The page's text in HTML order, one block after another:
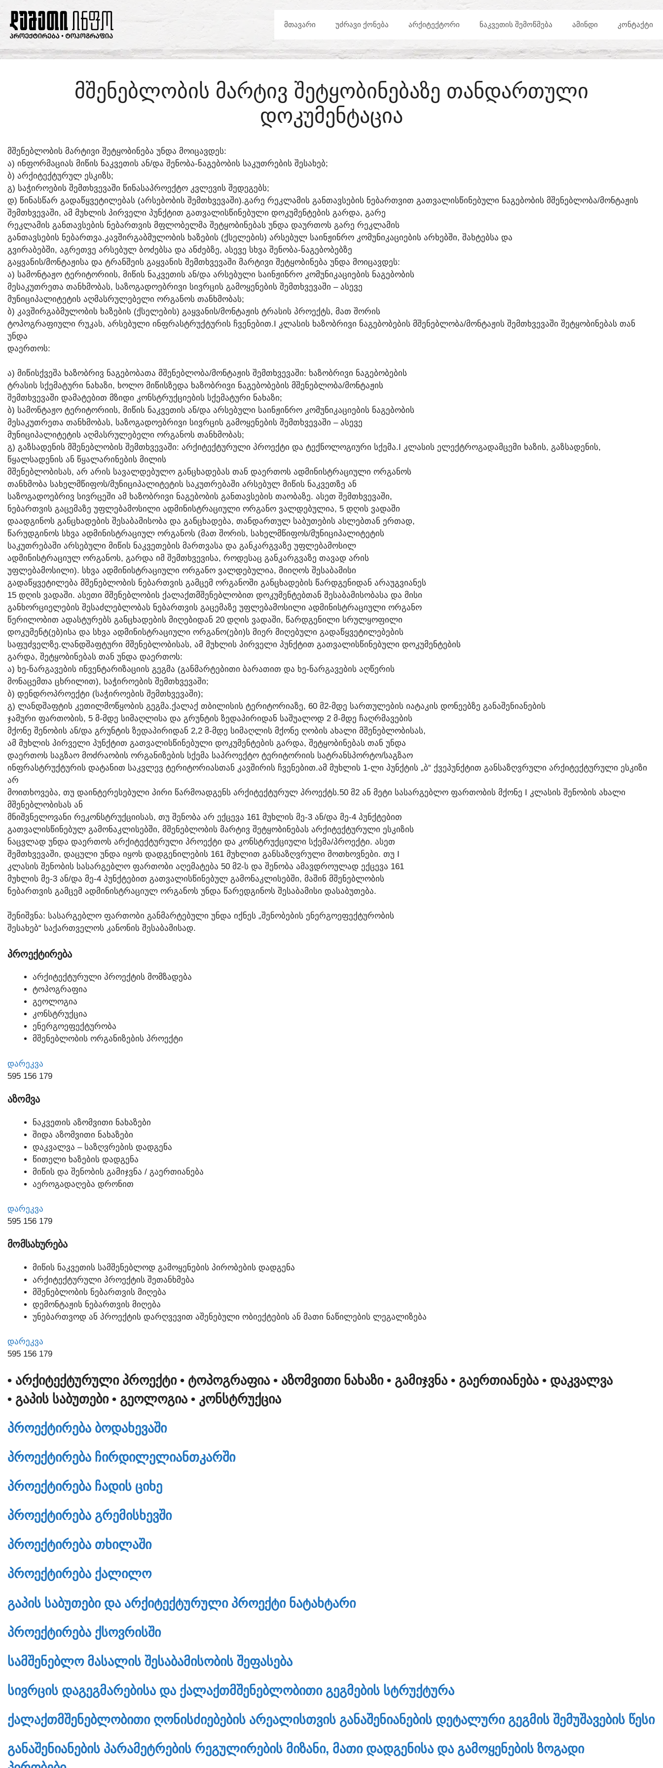
ᲛᲗᲐᲕᲐᲠᲘ ᲣᲫᲠᲐᲕᲘ ᲥᲝᲜᲔᲑᲐ ᲐᲠᲥᲘᲢᲔᲥᲢᲝᲠᲘ ᲜᲐᲙᲕᲔᲗᲘᲡ ᲨᲔᲛᲝᲬᲛᲔᲑᲐ ᲐᲛᲘᲜᲓᲘ ᲙᲝᲜᲢᲐᲥᲢᲘ
ᲛᲨᲔᲜᲔᲑᲚᲝᲑᲘᲡ ᲛᲐᲠᲢᲘᲕ ᲨᲔᲢᲧᲝᲑᲘᲜᲔᲑᲐᲖᲔ ᲗᲐᲜᲓᲐᲠᲗᲣᲚᲘ
ᲓᲝᲙᲣᲛᲔᲜᲢᲐᲪᲘᲐ
ᲛᲨᲔᲜᲔᲑᲚᲝᲑᲘᲡ ᲛᲐᲠᲢᲘᲕᲘ ᲨᲔᲢᲧᲝᲑᲘᲜᲔᲑᲐ ᲣᲜᲓᲐ ᲛᲝᲘᲪᲐᲕᲓᲔᲡ:
Ა) ᲘᲜᲤᲝᲠᲛᲐᲪᲘᲐᲡ ᲛᲘᲬᲘᲡ ᲜᲐᲙᲕᲔᲗᲘᲡ ᲐᲜ/ᲓᲐ ᲨᲔᲜᲝᲑᲐ-ᲜᲐᲒᲔᲑᲝᲑᲘᲡ ᲡᲐᲙᲣᲗᲠᲔᲑᲘᲡ ᲨᲔᲡᲐᲮᲔᲑ;
Ბ) ᲐᲠᲥᲘᲢᲔᲥᲢᲣᲠᲣᲚ ᲔᲡᲙᲘᲖᲡ;
Გ) ᲡᲐᲭᲘᲠᲝᲔᲑᲘᲡ ᲨᲔᲛᲗᲮᲕᲔᲕᲐᲨᲘ ᲬᲘᲜᲐᲡᲐᲞᲠᲝᲔᲥᲢᲝ ᲙᲕᲚᲔᲕᲘᲡ ᲨᲔᲓᲔᲒᲔᲑᲡ;
Დ) ᲬᲘᲜᲐᲡᲬᲐᲠ ᲒᲐᲓᲐᲬᲧᲕᲔᲢᲘᲚᲔᲑᲐᲡ (ᲐᲠᲡᲔᲑᲝᲑᲘᲡ ᲨᲔᲛᲗᲮᲕᲔᲕᲐᲨᲘ).ᲒᲐᲠᲔ ᲠᲔᲙᲚᲐᲛᲘᲡ ᲒᲐᲜᲗᲐᲕᲡᲔᲑᲘᲡ ᲜᲔᲑᲐᲠᲗᲕᲘᲗ ᲒᲐᲗᲕᲐᲚᲘᲡᲬᲘᲜᲔᲑᲣᲚᲘ ᲜᲐᲒᲔᲑᲝᲑᲘᲡ ᲛᲨᲔᲜᲔᲑᲚᲝᲑᲐ/ᲛᲝᲜᲢᲐᲟᲘᲡ
ᲨᲔᲛᲗᲮᲕᲔᲕᲐᲨᲘ, ᲐᲛ ᲛᲣᲮᲚᲘᲡ ᲞᲘᲠᲕᲔᲚᲘ ᲞᲣᲜᲥᲢᲘᲗ ᲒᲐᲗᲕᲐᲚᲘᲡᲬᲘᲜᲔᲑᲣᲚᲘ ᲓᲝᲙᲣᲛᲔᲜᲢᲔᲑᲘᲡ ᲒᲐᲠᲓᲐ, ᲒᲐᲠᲔ
ᲠᲔᲙᲚᲐᲛᲘᲡ ᲒᲐᲜᲗᲐᲕᲡᲔᲑᲘᲡ ᲜᲔᲑᲐᲠᲗᲕᲘᲡ ᲛᲤᲚᲝᲑᲔᲚᲛᲐ ᲨᲔᲢᲧᲝᲑᲘᲜᲔᲑᲐᲡ ᲣᲜᲓᲐ ᲓᲐᲣᲠᲗᲝᲡ ᲒᲐᲠᲔ ᲠᲔᲙᲚᲐᲛᲘᲡ
ᲒᲐᲜᲗᲐᲕᲡᲔᲑᲘᲡ ᲜᲔᲑᲐᲠᲗᲕᲐ.ᲙᲐᲕᲨᲘᲠᲒᲐᲑᲛᲣᲚᲝᲑᲘᲡ ᲮᲐᲖᲔᲑᲘᲡ (ᲥᲡᲔᲚᲔᲑᲘᲡ) ᲐᲠᲡᲔᲑᲣᲚ ᲡᲐᲘᲜᲟᲘᲜᲠᲝ ᲙᲝᲛᲣᲜᲘᲙᲐᲪᲘᲔᲑᲘᲡ ᲐᲠᲮᲔᲑᲨᲘ, ᲨᲐᲮᲢᲔᲑᲡᲐ ᲓᲐ
ᲒᲕᲘᲠᲐᲑᲔᲑᲨᲘ, ᲐᲒᲠᲔᲗᲕᲔ ᲐᲠᲡᲔᲑᲣᲚ ᲑᲝᲫᲔᲑᲡᲐ ᲓᲐ ᲐᲜᲫᲔᲑᲖᲔ, ᲐᲡᲔᲕᲔ ᲡᲮᲕᲐ ᲨᲔᲜᲝᲑᲐ-ᲜᲐᲒᲔᲑᲝᲑᲔᲑᲖᲔ
ᲒᲐᲧᲕᲐᲜᲘᲡ/ᲛᲝᲜᲢᲐᲟᲘᲡᲐ ᲓᲐ ᲢᲠᲐᲜᲨᲔᲘᲡ ᲒᲐᲧᲕᲐᲜᲘᲡ ᲨᲔᲛᲗᲮᲕᲔᲕᲐᲨᲘ ᲛᲐᲠᲢᲘᲕᲘ ᲨᲔᲢᲧᲝᲑᲘᲜᲔᲑᲐ ᲣᲜᲓᲐ ᲛᲝᲘᲪᲐᲕᲓᲔᲡ:
Ა) ᲡᲐᲛᲝᲜᲢᲐᲟᲝ ᲢᲔᲠᲘᲢᲝᲠᲘᲘᲡ, ᲛᲘᲬᲘᲡ ᲜᲐᲙᲕᲔᲗᲘᲡ ᲐᲜ/ᲓᲐ ᲐᲠᲡᲔᲑᲣᲚᲘ ᲡᲐᲘᲜᲟᲘᲜᲠᲝ ᲙᲝᲛᲣᲜᲘᲙᲐᲪᲘᲔᲑᲘᲡ ᲜᲐᲒᲔᲑᲝᲑᲘᲡ
ᲛᲔᲡᲐᲙᲣᲗᲠᲔᲗᲐ ᲗᲐᲜᲮᲛᲝᲑᲐᲡ, ᲡᲐᲖᲝᲒᲐᲓᲝᲔᲑᲠᲘᲕᲘ ᲡᲘᲕᲠᲪᲘᲡ ᲒᲐᲛᲝᲧᲔᲜᲔᲑᲘᲡ ᲨᲔᲛᲗᲮᲕᲔᲕᲐᲨᲘ – ᲐᲡᲔᲕᲔ
ᲛᲣᲜᲘᲪᲘᲞᲐᲚᲘᲢᲔᲢᲘᲡ ᲐᲦᲛᲐᲡᲠᲣᲚᲔᲑᲔᲚᲘ ᲝᲠᲒᲐᲜᲝᲡ ᲗᲐᲜᲮᲛᲝᲑᲐᲡ;
Ბ) ᲙᲐᲕᲨᲘᲠᲒᲐᲑᲛᲣᲚᲝᲑᲘᲡ ᲮᲐᲖᲔᲑᲘᲡ (ᲥᲡᲔᲚᲔᲑᲘᲡ) ᲒᲐᲧᲕᲐᲜᲘᲡ/ᲛᲝᲜᲢᲐᲟᲘᲡ ᲢᲠᲐᲡᲘᲡ ᲞᲠᲝᲔᲥᲢᲡ, ᲛᲐᲗ ᲨᲝᲠᲘᲡ
ᲢᲝᲞᲝᲒᲠᲐᲤᲘᲣᲚᲘ ᲠᲣᲙᲐᲡ, ᲐᲠᲡᲔᲑᲣᲚᲘ ᲘᲜᲤᲠᲐᲡᲢᲠᲣᲥᲢᲣᲠᲘᲡ ᲩᲕᲔᲜᲔᲑᲘᲗ.I ᲙᲚᲐᲡᲘᲡ ᲮᲐᲖᲝᲑᲠᲘᲕᲘ ᲜᲐᲒᲔᲑᲝᲑᲔᲑᲘᲡ ᲛᲨᲔᲜᲔᲑᲚᲝᲑᲐ/ᲛᲝᲜᲢᲐᲟᲘᲡ ᲨᲔᲛᲗᲮᲕᲔᲕᲐᲨᲘ ᲨᲔᲢᲧᲝᲑᲘᲜᲔᲑᲐᲡ ᲗᲐᲜ
ᲣᲜᲓᲐ
ᲓᲐᲔᲠᲗᲝᲡ:
Ა) ᲛᲘᲬᲘᲡᲥᲕᲔᲨᲐ ᲮᲐᲖᲝᲑᲠᲘᲕ ᲜᲐᲒᲔᲑᲝᲑᲐᲗᲐ ᲛᲨᲔᲜᲔᲑᲚᲝᲑᲐ/ᲛᲝᲜᲢᲐᲟᲘᲡ ᲨᲔᲛᲗᲮᲕᲔᲕᲐᲨᲘ: ᲮᲐᲖᲝᲑᲠᲘᲕᲘ ᲜᲐᲒᲔᲑᲝᲑᲔᲑᲘᲡ
ᲢᲠᲐᲡᲘᲡ ᲡᲥᲔᲛᲐᲢᲣᲠᲘ ᲜᲐᲮᲐᲖᲘ, ᲮᲝᲚᲝ ᲛᲘᲬᲘᲡᲖᲔᲓᲐ ᲮᲐᲖᲝᲑᲠᲘᲕᲘ ᲜᲐᲒᲔᲑᲝᲑᲔᲑᲘᲡ ᲛᲨᲔᲜᲔᲑᲚᲝᲑᲐ/ᲛᲝᲜᲢᲐᲟᲘᲡ
ᲨᲔᲛᲗᲮᲕᲔᲕᲐᲨᲘ ᲓᲐᲛᲐᲢᲔᲑᲘᲗ ᲛᲖᲘᲓᲘ ᲙᲝᲜᲡᲢᲠᲣᲥᲪᲘᲔᲑᲘᲡ ᲡᲥᲔᲛᲐᲢᲣᲠᲘ ᲜᲐᲮᲐᲖᲘ;
Ბ) ᲡᲐᲛᲝᲜᲢᲐᲟᲝ ᲢᲔᲠᲘᲢᲝᲠᲘᲘᲡ, ᲛᲘᲬᲘᲡ ᲜᲐᲙᲕᲔᲗᲘᲡ ᲐᲜ/ᲓᲐ ᲐᲠᲡᲔᲑᲣᲚᲘ ᲡᲐᲘᲜᲟᲘᲜᲠᲝ ᲙᲝᲛᲣᲜᲘᲙᲐᲪᲘᲔᲑᲘᲡ ᲜᲐᲒᲔᲑᲝᲑᲘᲡ
ᲛᲔᲡᲐᲙᲣᲗᲠᲔᲗᲐ ᲗᲐᲜᲮᲛᲝᲑᲐᲡ, ᲡᲐᲖᲝᲒᲐᲓᲝᲔᲑᲠᲘᲕᲘ ᲡᲘᲕᲠᲪᲘᲡ ᲒᲐᲛᲝᲧᲔᲜᲔᲑᲘᲡ ᲨᲔᲛᲗᲮᲕᲔᲕᲐᲨᲘ – ᲐᲡᲔᲕᲔ
ᲛᲣᲜᲘᲪᲘᲞᲐᲚᲘᲢᲔᲢᲘᲡ ᲐᲦᲛᲐᲡᲠᲣᲚᲔᲑᲔᲚᲘ ᲝᲠᲒᲐᲜᲝᲡ ᲗᲐᲜᲮᲛᲝᲑᲐᲡ;
Გ) ᲒᲐᲖᲡᲐᲓᲔᲜᲘᲡ ᲛᲨᲔᲜᲔᲑᲚᲝᲑᲘᲡ ᲨᲔᲛᲗᲮᲕᲔᲕᲐᲨᲘ: ᲐᲠᲥᲘᲢᲔᲥᲢᲣᲠᲣᲚᲘ ᲞᲠᲝᲔᲥᲢᲘ ᲓᲐ ᲢᲔᲥᲜᲝᲚᲝᲒᲘᲣᲠᲘ ᲡᲥᲔᲛᲐ.I ᲙᲚᲐᲡᲘᲡ ᲔᲚᲔᲥᲢᲠᲝᲒᲐᲓᲐᲛᲪᲔᲛᲘ ᲮᲐᲖᲘᲡ, ᲒᲐᲖᲡᲐᲓᲔᲜᲘᲡ,
ᲬᲧᲐᲚᲡᲐᲓᲔᲜᲘᲡ ᲐᲜ ᲬᲧᲐᲚᲐᲠᲘᲜᲔᲑᲘᲡ ᲛᲘᲚᲘᲡ
ᲛᲨᲔᲜᲔᲑᲚᲝᲑᲘᲡᲐᲡ, ᲐᲠ ᲐᲠᲘᲡ ᲡᲐᲕᲐᲚᲓᲔᲑᲣᲚᲝ ᲒᲐᲜᲪᲮᲐᲓᲔᲑᲐᲡ ᲗᲐᲜ ᲓᲐᲔᲠᲗᲝᲡ ᲐᲓᲛᲘᲜᲘᲡᲢᲠᲐᲪᲘᲣᲚᲘ ᲝᲠᲒᲐᲜᲝᲡ
ᲗᲐᲜᲮᲛᲝᲑᲐ ᲡᲐᲮᲔᲚᲛᲬᲘᲤᲝᲡ/ᲛᲣᲜᲘᲪᲘᲞᲐᲚᲘᲢᲔᲢᲘᲡ ᲡᲐᲙᲣᲗᲠᲔᲑᲐᲨᲘ ᲐᲠᲡᲔᲑᲣᲚ ᲛᲘᲬᲘᲡ ᲜᲐᲙᲕᲔᲗᲖᲔ ᲐᲜ
ᲡᲐᲖᲝᲒᲐᲓᲝᲔᲑᲠᲘᲕ ᲡᲘᲕᲠᲪᲔᲨᲘ ᲐᲛ ᲮᲐᲖᲝᲑᲠᲘᲕᲘ ᲜᲐᲒᲔᲑᲝᲑᲘᲡ ᲒᲐᲜᲗᲐᲕᲡᲔᲑᲘᲡ ᲗᲐᲝᲑᲐᲖᲔ. ᲐᲡᲔᲗ ᲨᲔᲛᲗᲮᲕᲔᲕᲐᲨᲘ,
ᲜᲔᲑᲐᲠᲗᲕᲘᲡ ᲒᲐᲪᲔᲛᲐᲖᲔ ᲣᲤᲚᲔᲑᲐᲛᲝᲡᲘᲚᲘ ᲐᲓᲛᲘᲜᲘᲡᲢᲠᲐᲪᲘᲣᲚᲘ ᲝᲠᲒᲐᲜᲝ ᲕᲐᲚᲓᲔᲑᲣᲚᲘᲐ, 5 ᲓᲦᲘᲡ ᲕᲐᲓᲐᲨᲘ
ᲓᲐᲐᲓᲒᲘᲜᲝᲡ ᲒᲐᲜᲪᲮᲐᲓᲔᲑᲘᲡ ᲨᲔᲡᲐᲑᲐᲛᲘᲡᲝᲑᲐ ᲓᲐ ᲒᲐᲜᲪᲮᲐᲓᲔᲑᲐ, ᲗᲐᲜᲓᲐᲠᲗᲣᲚ ᲡᲐᲑᲣᲗᲔᲑᲘᲡ ᲐᲡᲚᲔᲑᲗᲐᲜ ᲔᲠᲗᲐᲓ,
ᲬᲐᲠᲣᲓᲒᲘᲜᲝᲡ ᲡᲮᲕᲐ ᲐᲓᲛᲘᲜᲘᲡᲢᲠᲐᲪᲘᲣᲚ ᲝᲠᲒᲐᲜᲝᲡ (ᲛᲐᲗ ᲨᲝᲠᲘᲡ, ᲡᲐᲮᲔᲚᲛᲬᲘᲤᲝᲡ/ᲛᲣᲜᲘᲪᲘᲞᲐᲚᲘᲢᲔᲢᲘᲡ
ᲡᲐᲙᲣᲗᲠᲔᲑᲐᲨᲘ ᲐᲠᲡᲔᲑᲣᲚᲘ ᲛᲘᲬᲘᲡ ᲜᲐᲙᲕᲔᲗᲔᲑᲘᲡ ᲛᲐᲠᲗᲕᲐᲡᲐ ᲓᲐ ᲒᲐᲜᲙᲐᲠᲒᲕᲐᲖᲔ ᲣᲤᲚᲔᲑᲐᲛᲝᲡᲘᲚ
ᲐᲓᲛᲘᲜᲘᲡᲢᲠᲐᲪᲘᲣᲚ ᲝᲠᲒᲐᲜᲝᲡ, ᲒᲐᲠᲓᲐ ᲘᲛ ᲨᲔᲛᲗᲮᲕᲔᲕᲘᲡᲐ, ᲠᲝᲓᲔᲡᲐᲪ ᲒᲐᲜᲙᲐᲠᲒᲕᲐᲖᲔ ᲗᲐᲕᲐᲓ ᲐᲠᲘᲡ
ᲣᲤᲚᲔᲑᲐᲛᲝᲡᲘᲚᲘ). ᲡᲮᲕᲐ ᲐᲓᲛᲘᲜᲘᲡᲢᲠᲐᲪᲘᲣᲚᲘ ᲝᲠᲒᲐᲜᲝ ᲕᲐᲚᲓᲔᲑᲣᲚᲘᲐ, ᲛᲘᲘᲦᲝᲡ ᲨᲔᲡᲐᲑᲐᲛᲘᲡᲘ
ᲒᲐᲓᲐᲬᲧᲕᲔᲢᲘᲚᲔᲑᲐ ᲛᲨᲔᲜᲔᲑᲚᲝᲑᲘᲡ ᲜᲔᲑᲐᲠᲗᲕᲘᲡ ᲒᲐᲛᲪᲔᲛ ᲝᲠᲒᲐᲜᲝᲨᲘ ᲒᲐᲜᲪᲮᲐᲓᲔᲑᲘᲡ ᲬᲐᲠᲓᲒᲔᲜᲘᲓᲐᲜ ᲐᲠᲐᲣᲒᲕᲘᲐᲜᲔᲡ
15 ᲓᲦᲘᲡ ᲕᲐᲓᲐᲨᲘ. ᲐᲡᲔᲗᲘ ᲛᲨᲔᲜᲔᲑᲚᲝᲑᲘᲡ ᲥᲐᲚᲐᲥᲗᲛᲨᲔᲜᲔᲑᲚᲝᲑᲘᲗ ᲓᲝᲙᲣᲛᲔᲜᲢᲔᲑᲗᲐᲜ ᲨᲔᲡᲐᲑᲐᲛᲘᲡᲝᲑᲐᲡᲐ ᲓᲐ ᲛᲘᲡᲘ
ᲒᲐᲜᲮᲝᲠᲪᲘᲔᲚᲔᲑᲘᲡ ᲨᲔᲡᲐᲫᲚᲔᲑᲚᲝᲑᲐᲡ ᲜᲔᲑᲐᲠᲗᲕᲘᲡ ᲒᲐᲪᲔᲛᲐᲖᲔ ᲣᲤᲚᲔᲑᲐᲛᲝᲡᲘᲚᲘ ᲐᲓᲛᲘᲜᲘᲡᲢᲠᲐᲪᲘᲣᲚᲘ ᲝᲠᲒᲐᲜᲝ
ᲬᲔᲠᲘᲚᲝᲑᲘᲗ ᲐᲓᲐᲡᲢᲣᲠᲔᲑᲡ ᲒᲐᲜᲪᲮᲐᲓᲔᲑᲘᲡ ᲛᲘᲦᲔᲑᲘᲓᲐᲜ 20 ᲓᲦᲘᲡ ᲕᲐᲓᲐᲨᲘ, ᲬᲐᲠᲓᲒᲔᲜᲘᲚᲘ ᲡᲠᲣᲚᲧᲝᲤᲘᲚᲘ
ᲓᲝᲙᲣᲛᲔᲜᲢ(ᲔᲑ)ᲘᲡᲐ ᲓᲐ ᲡᲮᲕᲐ ᲐᲓᲛᲘᲜᲘᲡᲢᲠᲐᲪᲘᲣᲚᲘ ᲝᲠᲒᲐᲜᲝ(ᲔᲑᲘ)Ს ᲛᲘᲔᲠ ᲛᲘᲦᲔᲑᲣᲚᲘ ᲒᲐᲓᲐᲬᲧᲕᲔᲢᲘᲚᲔᲑᲔᲑᲘᲡ
ᲡᲐᲤᲣᲫᲕᲔᲚᲖᲔ.ᲚᲐᲜᲓᲨᲐᲤᲢᲣᲠᲘ ᲛᲨᲔᲜᲔᲑᲚᲝᲑᲘᲡᲐᲡ, ᲐᲛ ᲛᲣᲮᲚᲘᲡ ᲞᲘᲠᲕᲔᲚᲘ ᲞᲣᲜᲥᲢᲘᲗ ᲒᲐᲗᲕᲐᲚᲘᲡᲬᲘᲜᲔᲑᲣᲚᲘ ᲓᲝᲙᲣᲛᲔᲜᲢᲔᲑᲘᲡ
ᲒᲐᲠᲓᲐ, ᲨᲔᲢᲧᲝᲑᲘᲜᲔᲑᲐᲡ ᲗᲐᲜ ᲣᲜᲓᲐ ᲓᲐᲔᲠᲗᲝᲡ:
Ა) ᲮᲔ-ᲜᲐᲠᲒᲐᲕᲔᲑᲘᲡ ᲘᲜᲕᲔᲜᲢᲐᲠᲘᲖᲐᲪᲘᲘᲡ ᲒᲔᲒᲛᲐ (ᲒᲐᲜᲛᲐᲠᲢᲔᲑᲘᲗᲘ ᲑᲐᲠᲐᲗᲘᲗ ᲓᲐ ᲮᲔ-ᲜᲐᲠᲒᲐᲕᲔᲑᲘᲡ ᲐᲦᲬᲔᲠᲘᲡ
ᲛᲝᲜᲐᲪᲔᲛᲗᲐ ᲪᲮᲠᲘᲚᲘᲗ), ᲡᲐᲭᲘᲠᲝᲔᲑᲘᲡ ᲨᲔᲛᲗᲮᲕᲔᲕᲐᲨᲘ;
Ბ) ᲓᲔᲜᲓᲠᲝᲞᲠᲝᲔᲥᲢᲘ (ᲡᲐᲭᲘᲠᲝᲔᲑᲘᲡ ᲨᲔᲛᲗᲮᲕᲔᲕᲐᲨᲘ);
Გ) ᲚᲐᲜᲓᲨᲐᲤᲢᲘᲡ ᲙᲔᲗᲘᲚᲛᲝᲬᲧᲝᲑᲘᲡ ᲒᲔᲒᲛᲐ.ᲥᲐᲚᲐᲥ ᲗᲑᲘᲚᲘᲡᲘᲡ ᲢᲔᲠᲘᲢᲝᲠᲘᲐᲖᲔ, 60 Მ2-ᲛᲓᲔ ᲡᲐᲠᲗᲣᲚᲔᲑᲘᲡ ᲘᲐᲢᲐᲙᲘᲡ ᲓᲝᲜᲔᲔᲑᲖᲔ ᲒᲐᲜᲐᲨᲔᲜᲘᲐᲜᲔᲑᲘᲡ
ᲯᲐᲛᲣᲠᲘ ᲤᲐᲠᲗᲝᲑᲘᲡ, 5 Მ-ᲛᲓᲔ ᲡᲘᲛᲐᲦᲚᲘᲡᲐ ᲓᲐ ᲒᲠᲣᲜᲢᲘᲡ ᲖᲔᲓᲐᲞᲘᲠᲘᲓᲐᲜ ᲡᲐᲨᲣᲐᲚᲝᲓ 2 Მ-ᲛᲓᲔ ᲩᲐᲦᲠᲛᲐᲕᲔᲑᲘᲡ
ᲛᲥᲝᲜᲔ ᲨᲔᲜᲝᲑᲘᲡ ᲐᲜ/ᲓᲐ ᲒᲠᲣᲜᲢᲘᲡ ᲖᲔᲓᲐᲞᲘᲠᲘᲓᲐᲜ 2,2 Მ-ᲛᲓᲔ ᲡᲘᲛᲐᲦᲚᲘᲡ ᲛᲥᲝᲜᲔ ᲦᲝᲑᲘᲡ ᲐᲮᲐᲚᲘ ᲛᲨᲔᲜᲔᲑᲚᲝᲑᲘᲡᲐᲡ,
ᲐᲛ ᲛᲣᲮᲚᲘᲡ ᲞᲘᲠᲕᲔᲚᲘ ᲞᲣᲜᲥᲢᲘᲗ ᲒᲐᲗᲕᲐᲚᲘᲡᲬᲘᲜᲔᲑᲣᲚᲘ ᲓᲝᲙᲣᲛᲔᲜᲢᲔᲑᲘᲡ ᲒᲐᲠᲓᲐ, ᲨᲔᲢᲧᲝᲑᲘᲜᲔᲑᲐᲡ ᲗᲐᲜ ᲣᲜᲓᲐ
ᲓᲐᲔᲠᲗᲝᲡ ᲡᲐᲒᲖᲐᲝ ᲛᲝᲫᲠᲐᲝᲑᲘᲡ ᲝᲠᲒᲐᲜᲘᲖᲔᲑᲘᲡ ᲡᲥᲔᲛᲐ ᲡᲐᲞᲠᲝᲔᲥᲢᲝ ᲢᲔᲠᲘᲢᲝᲠᲘᲘᲡ ᲡᲐᲢᲠᲐᲜᲡᲞᲝᲠᲢᲝ/ᲡᲐᲒᲖᲐᲝ
ᲘᲜᲤᲠᲐᲡᲢᲠᲣᲥᲢᲣᲠᲘᲡ ᲓᲐᲢᲐᲜᲘᲗ ᲡᲐᲙᲕᲚᲔᲕ ᲢᲔᲠᲘᲢᲝᲠᲘᲐᲡᲗᲐᲜ ᲙᲐᲕᲨᲘᲠᲘᲡ ᲩᲕᲔᲜᲔᲑᲘᲗ.ᲐᲛ ᲛᲣᲮᲚᲘᲡ 1-ᲚᲘ ᲞᲣᲜᲥᲢᲘᲡ „Ბ“ ᲥᲕᲔᲞᲣᲜᲥᲢᲘᲗ ᲒᲐᲜᲡᲐᲖᲦᲕᲠᲣᲚᲘ ᲐᲠᲥᲘᲢᲔᲥᲢᲣᲠᲣᲚᲘ ᲔᲡᲙᲘᲖᲘ
ᲐᲠ
ᲛᲝᲘᲗᲮᲝᲕᲔᲑᲐ, ᲗᲣ ᲓᲐᲘᲜᲢᲔᲠᲔᲡᲔᲑᲣᲚᲘ ᲞᲘᲠᲘ ᲬᲐᲠᲛᲝᲐᲓᲒᲔᲜᲡ ᲐᲠᲥᲘᲢᲔᲥᲢᲣᲠᲣᲚ ᲞᲠᲝᲔᲥᲢᲡ.50 Მ2 ᲐᲜ ᲛᲔᲢᲘ ᲡᲐᲡᲐᲠᲒᲔᲑᲚᲝ ᲤᲐᲠᲗᲝᲑᲘᲡ ᲛᲥᲝᲜᲔ I ᲙᲚᲐᲡᲘᲡ ᲨᲔᲜᲝᲑᲘᲡ ᲐᲮᲐᲚᲘ
ᲛᲨᲔᲜᲔᲑᲚᲝᲑᲘᲡᲐᲡ ᲐᲜ
ᲛᲜᲘᲨᲕᲜᲔᲚᲝᲕᲐᲜᲘ ᲠᲔᲙᲝᲜᲡᲢᲠᲣᲥᲪᲘᲘᲡᲐᲡ, ᲗᲣ ᲨᲔᲜᲝᲑᲐ ᲐᲠ ᲔᲥᲪᲔᲕᲐ 161 ᲛᲣᲮᲚᲘᲡ ᲛᲔ-3 ᲐᲜ/ᲓᲐ ᲛᲔ-4 ᲞᲣᲜᲥᲢᲔᲑᲘᲗ
ᲒᲐᲗᲕᲐᲚᲘᲡᲬᲘᲜᲔᲑᲣᲚ ᲒᲐᲛᲝᲜᲐᲙᲚᲘᲡᲔᲑᲨᲘ, ᲛᲨᲔᲜᲔᲑᲚᲝᲑᲘᲡ ᲛᲐᲠᲢᲘᲕ ᲨᲔᲢᲧᲝᲑᲘᲜᲔᲑᲐᲡ ᲐᲠᲥᲘᲢᲔᲥᲢᲣᲠᲣᲚᲘ ᲔᲡᲙᲘᲖᲘᲡ
ᲜᲐᲪᲕᲚᲐᲓ ᲣᲜᲓᲐ ᲓᲐᲔᲠᲗᲝᲡ ᲐᲠᲥᲘᲢᲔᲥᲢᲣᲠᲣᲚᲘ ᲞᲠᲝᲔᲥᲢᲘ ᲓᲐ ᲙᲝᲜᲡᲢᲠᲣᲥᲪᲘᲣᲚᲘ ᲡᲥᲔᲛᲐ/ᲞᲠᲝᲔᲥᲢᲘ. ᲐᲡᲔᲗ
ᲨᲔᲛᲗᲮᲕᲔᲕᲐᲨᲘ, ᲓᲐᲪᲣᲚᲘ ᲣᲜᲓᲐ ᲘᲧᲝᲡ ᲓᲐᲓᲒᲔᲜᲘᲚᲔᲑᲘᲡ 161 ᲛᲣᲮᲚᲘᲗ ᲒᲐᲜᲡᲐᲖᲦᲕᲠᲣᲚᲘ ᲛᲝᲗᲮᲝᲕᲜᲔᲑᲘ. ᲗᲣ I
ᲙᲚᲐᲡᲘᲡ ᲨᲔᲜᲝᲑᲘᲡ ᲡᲐᲡᲐᲠᲒᲔᲑᲚᲝ ᲤᲐᲠᲗᲝᲑᲘ ᲐᲦᲔᲛᲐᲢᲔᲑᲐ 50 Მ2-Ს ᲓᲐ ᲨᲔᲜᲝᲑᲐ ᲐᲛᲐᲕᲓᲠᲝᲣᲚᲐᲓ ᲔᲥᲪᲔᲕᲐ 161
ᲛᲣᲮᲚᲘᲡ ᲛᲔ-3 ᲐᲜ/ᲓᲐ ᲛᲔ-4 ᲞᲣᲜᲥᲢᲔᲑᲘᲗ ᲒᲐᲗᲕᲐᲚᲘᲡᲬᲘᲜᲔᲑᲣᲚ ᲒᲐᲛᲝᲜᲐᲙᲚᲘᲡᲔᲑᲨᲘ, ᲛᲐᲨᲘᲜ ᲛᲨᲔᲜᲔᲑᲚᲝᲑᲘᲡ
ᲜᲔᲑᲐᲠᲗᲕᲘᲡ ᲒᲐᲛᲪᲔᲛ ᲐᲓᲛᲘᲜᲘᲡᲢᲠᲐᲪᲘᲣᲚ ᲝᲠᲒᲐᲜᲝᲡ ᲣᲜᲓᲐ ᲬᲐᲠᲔᲓᲒᲘᲜᲝᲡ ᲨᲔᲡᲐᲑᲐᲛᲘᲡᲘ ᲓᲐᲡᲐᲑᲣᲗᲔᲑᲐ.
ᲨᲔᲜᲘᲨᲕᲜᲐ: ᲡᲐᲡᲐᲠᲒᲔᲑᲚᲝ ᲤᲐᲠᲗᲝᲑᲘ ᲒᲐᲜᲛᲐᲠᲢᲔᲑᲣᲚᲘ ᲣᲜᲓᲐ ᲘᲥᲜᲔᲡ „ᲨᲔᲜᲝᲑᲔᲑᲘᲡ ᲔᲜᲔᲠᲒᲝᲔᲤᲔᲥᲢᲣᲠᲝᲑᲘᲡ
ᲨᲔᲡᲐᲮᲔᲑ“ ᲡᲐᲥᲐᲠᲗᲕᲔᲚᲝᲡ ᲙᲐᲜᲝᲜᲘᲡ ᲨᲔᲡᲐᲑᲐᲛᲘᲡᲐᲓ.
ᲞᲠᲝᲔᲥᲢᲘᲠᲔᲑᲐ
ᲐᲠᲥᲘᲢᲔᲥᲢᲣᲠᲣᲚᲘ ᲞᲠᲝᲔᲥᲢᲘᲡ ᲛᲝᲛᲖᲐᲓᲔᲑᲐ
ᲢᲝᲞᲝᲒᲠᲐᲤᲘᲐ
ᲒᲔᲝᲚᲝᲒᲘᲐ
ᲙᲝᲜᲡᲢᲠᲣᲥᲪᲘᲐ
ᲔᲜᲔᲠᲒᲝᲔᲤᲔᲥᲢᲣᲠᲝᲑᲐ
ᲛᲨᲔᲜᲔᲑᲚᲝᲑᲘᲡ ᲝᲠᲒᲐᲜᲘᲖᲔᲑᲘᲡ ᲞᲠᲝᲔᲥᲢᲘ
ᲓᲐᲠᲔᲙᲕᲐ
595 156 179
ᲐᲖᲝᲛᲕᲐ
ᲜᲐᲙᲕᲔᲗᲘᲡ ᲐᲖᲝᲛᲕᲘᲗᲘ ᲜᲐᲮᲐᲖᲔᲑᲘ
ᲨᲘᲓᲐ ᲐᲖᲝᲛᲕᲘᲗᲘ ᲜᲐᲮᲐᲖᲔᲑᲘ
ᲓᲐᲙᲕᲐᲚᲕᲐ – ᲡᲐᲖᲦᲕᲠᲔᲑᲘᲡ ᲓᲐᲓᲒᲔᲜᲐ
ᲬᲘᲗᲔᲚᲘ ᲮᲐᲖᲔᲑᲘᲡ ᲓᲐᲓᲒᲔᲜᲐ
ᲛᲘᲬᲘᲡ ᲓᲐ ᲨᲔᲜᲝᲑᲘᲡ ᲒᲐᲛᲘᲯᲕᲜᲐ / ᲒᲐᲔᲠᲗᲘᲐᲜᲔᲑᲐ
ᲐᲔᲠᲝᲒᲐᲓᲐᲦᲔᲑᲐ ᲓᲠᲝᲜᲘᲗ
ᲓᲐᲠᲔᲙᲕᲐ
595 156 179
ᲛᲝᲛᲡᲐᲮᲣᲠᲔᲑᲐ
ᲛᲘᲬᲘᲡ ᲜᲐᲙᲕᲔᲗᲘᲡ ᲡᲐᲛᲨᲔᲜᲔᲑᲚᲝᲓ ᲒᲐᲛᲝᲧᲔᲜᲔᲑᲘᲡ ᲞᲘᲠᲝᲑᲔᲑᲘᲡ ᲓᲐᲓᲒᲔᲜᲐ
ᲐᲠᲥᲘᲢᲔᲥᲢᲣᲠᲣᲚᲘ ᲞᲠᲝᲔᲥᲢᲘᲡ ᲨᲔᲗᲐᲜᲮᲛᲔᲑᲐ
ᲛᲨᲔᲜᲔᲑᲚᲝᲑᲘᲡ ᲜᲔᲑᲐᲠᲗᲕᲘᲡ ᲛᲘᲦᲔᲑᲐ
ᲓᲔᲛᲝᲜᲢᲐᲟᲘᲡ ᲜᲔᲑᲐᲠᲗᲕᲘᲡ ᲛᲘᲦᲔᲑᲐ
ᲣᲜᲔᲑᲐᲠᲗᲕᲝᲓ ᲐᲜ ᲞᲠᲝᲔᲥᲢᲘᲡ ᲓᲐᲠᲦᲕᲔᲕᲘᲗ ᲐᲨᲔᲜᲔᲑᲣᲚᲘ ᲝᲑᲘᲔᲥᲢᲔᲑᲘᲡ ᲐᲜ ᲛᲐᲗᲘ ᲜᲐᲬᲘᲚᲔᲑᲘᲡ ᲚᲔᲒᲐᲚᲘᲖᲔᲑᲐ
ᲓᲐᲠᲔᲙᲕᲐ
595 156 179
• ᲐᲠᲥᲘᲢᲔᲥᲢᲣᲠᲣᲚᲘ ᲞᲠᲝᲔᲥᲢᲘ • ᲢᲝᲞᲝᲒᲠᲐᲤᲘᲐ • ᲐᲖᲝᲛᲕᲘᲗᲘ ᲜᲐᲮᲐᲖᲘ • ᲒᲐᲛᲘᲯᲕᲜᲐ • ᲒᲐᲔᲠᲗᲘᲐᲜᲔᲑᲐ • ᲓᲐᲙᲕᲐᲚᲕᲐ
• ᲒᲐᲞᲘᲡ ᲡᲐᲑᲣᲗᲔᲑᲘ • ᲒᲔᲝᲚᲝᲒᲘᲐ • ᲙᲝᲜᲡᲢᲠᲣᲥᲪᲘᲐ
ᲞᲠᲝᲔᲥᲢᲘᲠᲔᲑᲐ ᲑᲝᲓᲐᲮᲔᲕᲐᲨᲘ
ᲞᲠᲝᲔᲥᲢᲘᲠᲔᲑᲐ ᲩᲘᲠᲓᲘᲚᲔᲚᲘᲐᲜᲗᲙᲐᲠᲨᲘ
ᲞᲠᲝᲔᲥᲢᲘᲠᲔᲑᲐ ᲩᲐᲓᲘᲡ ᲪᲘᲮᲔ
ᲞᲠᲝᲔᲥᲢᲘᲠᲔᲑᲐ ᲒᲠᲔᲛᲘᲡᲮᲔᲕᲨᲘ
ᲞᲠᲝᲔᲥᲢᲘᲠᲔᲑᲐ ᲗᲮᲘᲚᲐᲨᲘ
ᲞᲠᲝᲔᲥᲢᲘᲠᲔᲑᲐ ᲥᲐᲚᲘᲚᲝ
ᲒᲐᲞᲘᲡ ᲡᲐᲑᲣᲗᲔᲑᲘ ᲓᲐ ᲐᲠᲥᲘᲢᲔᲥᲢᲣᲠᲣᲚᲘ ᲞᲠᲝᲔᲥᲢᲘ ᲜᲐᲢᲐᲮᲢᲐᲠᲘ
ᲞᲠᲝᲔᲥᲢᲘᲠᲔᲑᲐ ᲥᲡᲝᲕᲠᲘᲡᲨᲘ
ᲡᲐᲛᲨᲔᲜᲔᲑᲚᲝ ᲛᲐᲡᲐᲚᲘᲡ ᲨᲔᲡᲐᲑᲐᲛᲘᲡᲝᲑᲘᲡ ᲨᲔᲤᲐᲡᲔᲑᲐ
ᲡᲘᲕᲠᲪᲘᲡ ᲓᲐᲒᲔᲒᲛᲐᲠᲔᲑᲘᲡᲐ ᲓᲐ ᲥᲐᲚᲐᲥᲗᲛᲨᲔᲜᲔᲑᲚᲝᲑᲘᲗᲘ ᲒᲔᲒᲛᲔᲑᲘᲡ ᲡᲢᲠᲣᲥᲢᲣᲠᲐ
ᲥᲐᲚᲐᲥᲗᲛᲨᲔᲜᲔᲑᲚᲝᲑᲘᲗᲘ ᲦᲝᲜᲘᲡᲫᲘᲔᲑᲔᲑᲘᲡ ᲐᲠᲔᲐᲚᲘᲡᲗᲕᲘᲡ ᲒᲐᲜᲐᲨᲔᲜᲘᲐᲜᲔᲑᲘᲡ ᲓᲔᲢᲐᲚᲣᲠᲘ ᲒᲔᲒᲛᲘᲡ ᲨᲔᲛᲣᲨᲐᲕᲔᲑᲘᲡ ᲬᲔᲡᲘ
ᲒᲐᲜᲐᲨᲔᲜᲘᲐᲜᲔᲑᲘᲡ ᲞᲐᲠᲐᲛᲔᲢᲠᲔᲑᲘᲡ ᲠᲔᲒᲣᲚᲘᲠᲔᲑᲘᲡ ᲛᲘᲖᲐᲜᲘ, ᲛᲐᲗᲘ ᲓᲐᲓᲒᲔᲜᲘᲡᲐ ᲓᲐ ᲒᲐᲛᲝᲧᲔᲜᲔᲑᲘᲡ ᲖᲝᲒᲐᲓᲘ